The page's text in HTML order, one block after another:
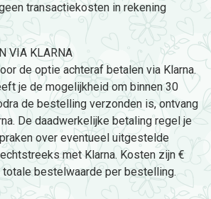
transactiekosten in rekening
VIA KLARNA
de optie achteraf betalen via Klarna.
je de mogelijkheid om binnen 30
de bestelling verzonden is, ontvang
De daadwerkelijke betaling regel je
over eventueel uitgestelde
met Klarna. Kosten zijn €
totale bestelwaarde per bestelling.